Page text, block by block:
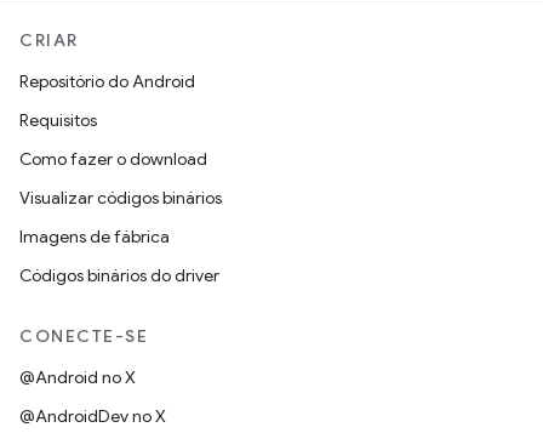
CRIAR
Repositório do Android
Requisitos
Como fazer o download
Visualizar códigos binários
Imagens de fábrica
Códigos binários do driver
CONECTE-SE
@Android no X
@AndroidDev no X